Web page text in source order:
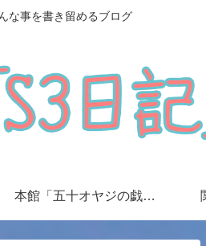
な事を書き留めるブログ
本館「五十オヤジの戯言日記」